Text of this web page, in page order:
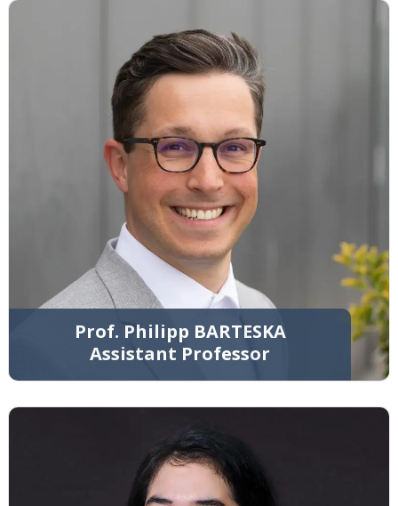
Prof. Philipp BARTESKA
Assistant Professor